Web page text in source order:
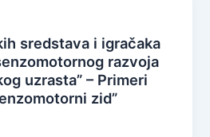
sredstava i igračaka
razvoja
uzrasta” – Primeri
zid”